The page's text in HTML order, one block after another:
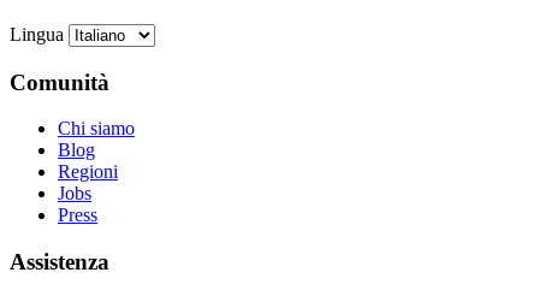
Lingua
Comunità
Chi siamo
Blog
Regioni
Jobs
Press
Assistenza